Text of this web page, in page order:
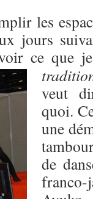
les
jours
ce
veut
quoi.
une
de